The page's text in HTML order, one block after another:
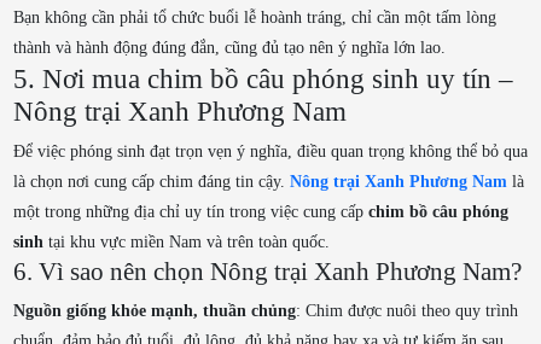
Bạn không cần phải tổ chức buổi lễ hoành tráng, chỉ cần một tấm lòng
thành và hành động đúng đắn, cũng đủ tạo nên ý nghĩa lớn lao.
5. Nơi mua chim bồ câu phóng sinh uy tín –
Nông trại Xanh Phương Nam
Để việc phóng sinh đạt trọn vẹn ý nghĩa, điều quan trọng không thể bỏ qua
là chọn nơi cung cấp chim đáng tin cậy. Nông trại Xanh Phương Nam là
một trong những địa chỉ uy tín trong việc cung cấp chim bồ câu phóng
sinh tại khu vực miền Nam và trên toàn quốc.
6. Vì sao nên chọn Nông trại Xanh Phương Nam?
Nguồn giống khỏe mạnh, thuần chủng: Chim được nuôi theo quy trình